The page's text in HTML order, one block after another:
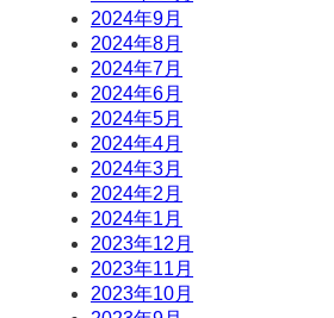
2024年9月
2024年8月
2024年7月
2024年6月
2024年5月
2024年4月
2024年3月
2024年2月
2024年1月
2023年12月
2023年11月
2023年10月